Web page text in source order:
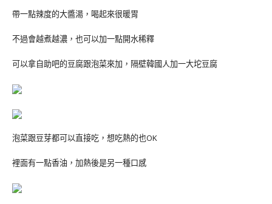
帶一點辣度的大醬湯，喝起來很暖胃
不過會越煮越濃，也可以加一點開水稀釋
可以拿自助吧的豆腐跟泡菜來加，隔壁韓國人加一大坨豆腐
泡菜跟豆芽都可以直接吃，想吃熱的也OK
裡面有一點香油，加熱後是另一種口感